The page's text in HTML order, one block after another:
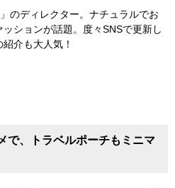
のディレクター。ナチュラルでお
ションが話題。度々SNSで更新し
介も大人気！
で、トラベルポーチもミニマ